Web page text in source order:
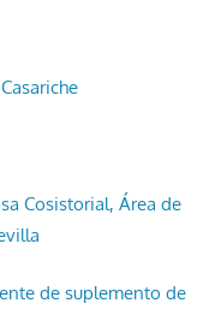
Cosistorial, Área de
de suplemento de